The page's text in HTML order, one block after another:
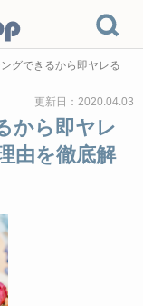
グできるから即ヤレる
更新日：2020.04.03
から即ヤレ
由を徹底解